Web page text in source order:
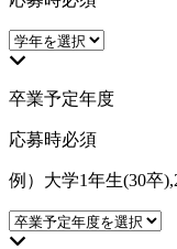
卒業予定年度
応募時必須
例）大学1年生(30卒